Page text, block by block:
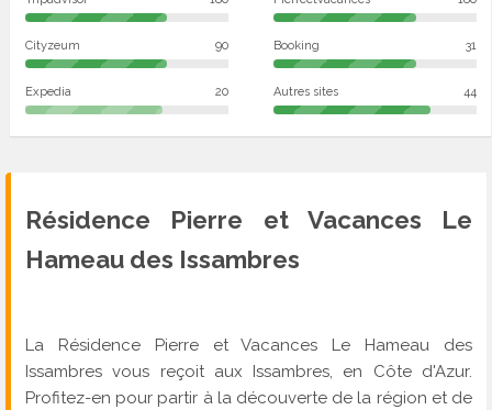
Cityzeum 90 Booking 31
Expedia 20 Autres sites 44
Résidence Pierre et Vacances Le
Hameau des Issambres
La Résidence Pierre et Vacances Le Hameau des
Issambres vous reçoit aux Issambres, en Côte d'Azur.
Profitez-en pour partir à la découverte de la région et de